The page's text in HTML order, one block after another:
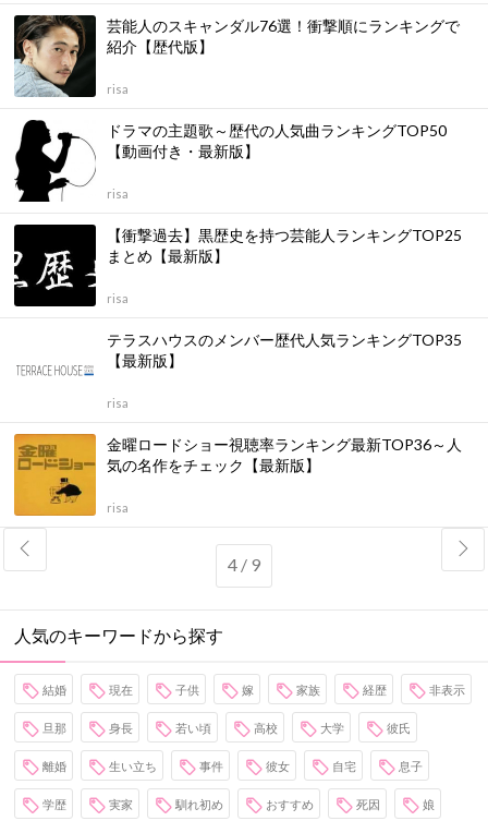
芸能人のスキャンダル76選！衝撃順にランキングで
紹介【歴代版】
risa
ドラマの主題歌～歴代の人気曲ランキングTOP50
【動画付き・最新版】
risa
【衝撃過去】黒歴史を持つ芸能人ランキングTOP25
まとめ【最新版】
risa
テラスハウスのメンバー歴代人気ランキングTOP35
【最新版】
risa
金曜ロードショー視聴率ランキング最新TOP36～人
気の名作をチェック【最新版】
risa
4 / 9
人気のキーワードから探す
結婚 現在 子供 嫁 家族 経歴 非表示
旦那 身長 若い頃 高校 大学 彼氏
離婚 生い立ち 事件 彼女 自宅 息子
学歴 実家 馴れ初め おすすめ 死因 娘